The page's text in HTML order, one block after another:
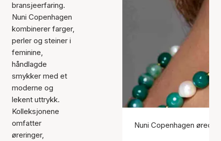
bransjeerfaring.
Nuni Copenhagen
kombinerer farger,
perler og steiner i
feminine,
håndlagde
smykker med et
moderne og
lekent uttrykk.
Kolleksjonene
omfatter
øreringer,
Nuni Copenhagen